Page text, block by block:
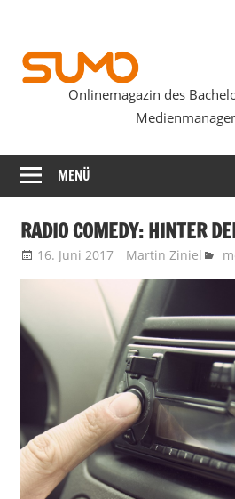
springen
Onlinemagazin des
MENÜ
RADIO COMEDY: HINTER
16. Juni 2017 Martin Ziniel